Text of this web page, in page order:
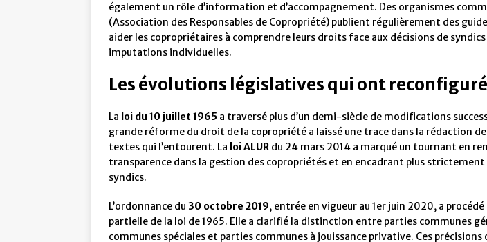
également un rôle d’information et d’accompagnement. Des organismes
(Association des Responsables de Copropriété) publient régulièrement des
aider les copropriétaires à comprendre leurs droits face aux décisions de syndics
imputations individuelles.
Les évolutions législatives qui ont reconfiguré
La loi du 10 juillet 1965 a traversé plus d’un demi-siècle de modifications
grande réforme du droit de la copropriété a laissé une trace dans la rédaction
textes qui l’entourent. La loi ALUR du 24 mars 2014 a marqué un tournant en
transparence dans la gestion des copropriétés et en encadrant plus strictement
syndics.
L’ordonnance du 30 octobre 2019, entrée en vigueur au 1er juin 2020, a
partielle de la loi de 1965. Elle a clarifié la distinction entre parties communes
communes spéciales et parties communes à jouissance privative. Ces précisions